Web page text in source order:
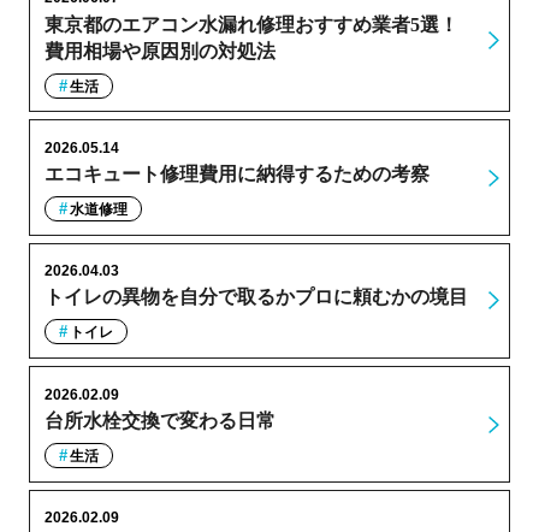
東京都のエアコン水漏れ修理おすすめ業者5選！
費用相場や原因別の対処法
生活
エコキュート修理費用に納得するための考察
2026.05.14
水道修理
トイレの異物を自分で取るかプロに頼むかの境目
2026.04.03
トイレ
台所水栓交換で変わる日常
2026.02.09
生活
2026.02.09